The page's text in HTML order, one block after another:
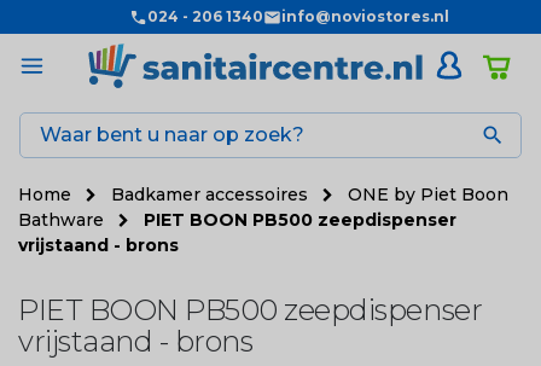
024 - 206 1340 info@noviostores.nl

Home Badkamer accessoires
ONE by Piet Boon
Bathware
PIET BOON PB500 zeepdispenser
vrijstaand - brons
PIET BOON PB500 zeepdispenser
vrijstaand - brons